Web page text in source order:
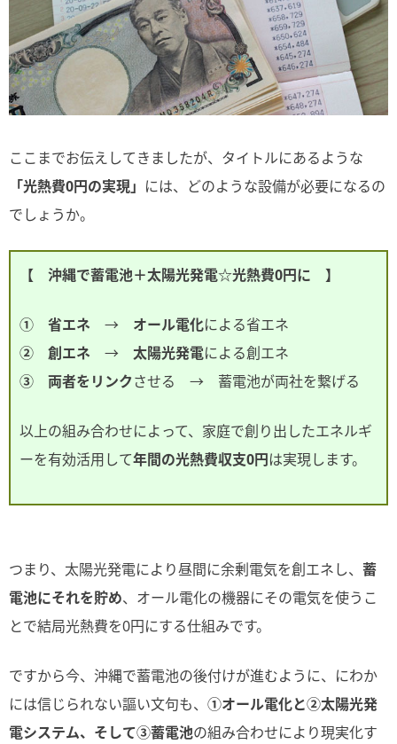
ここまでお伝えしてきましたが、タイトルにあるような
「光熱費0円の実現」 には、どのような設備が必要になるの
でしょうか。
【 沖縄で蓄電池＋太陽光発電☆光熱費0円に 】
① 省エネ → オール電化による省エネ
② 創エネ → 太陽光発電による創エネ
③ 両者をリンクさせる → 蓄電池が両社を繋げる
以上の組み合わせによって、家庭で創り出したエネルギ
ーを有効活用して年間の光熱費収支0円は実現します。
つまり、太陽光発電により昼間に余剰電気を創エネし、 蓄
電池にそれを貯め、オール電化の機器にその電気を使うこ
とで結局光熱費を0円にする仕組みです。
ですから今、沖縄で蓄電池の後付けが進むように、にわか
には信じられない謳い文句も、 ①オール電化と②太陽光発
電システム、そして③蓄電池の組み合わせにより現実化す